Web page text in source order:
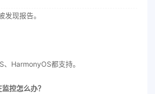
发现报告。
HarmonyOS都支持。
控怎么办？